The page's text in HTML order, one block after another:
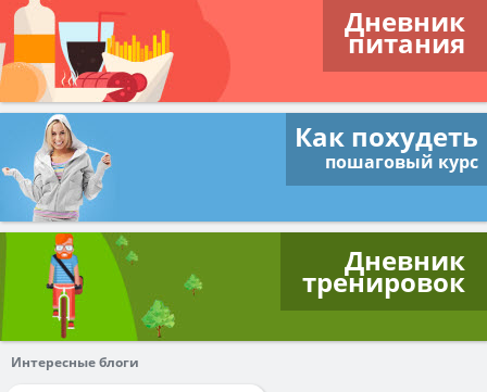
Дневник
питания
Как похудеть
пошаговый курс
Дневник
тренировок
Интересные блоги